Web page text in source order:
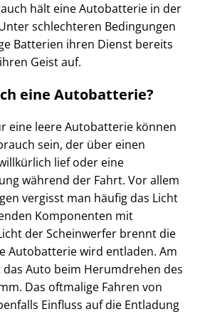
hält eine Autobatterie in der
schlechteren Bedingungen
Batterien ihren Dienst bereits
Geist auf.
eine Autobatterie?
eine leere Autobatterie können
sein, der über einen
lief oder eine
während der Fahrt. Vor allem
vergisst man häufig das Licht
Komponenten mit
der Scheinwerfer brennt die
Autobatterie wird entladen. Am
Auto beim Herumdrehen des
Das oftmalige Fahren von
Einfluss auf die Entladung